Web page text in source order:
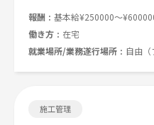
報酬
基本給¥250000～
働き方
在宅
就業場所/業務遂行場所
自由（
施工管理